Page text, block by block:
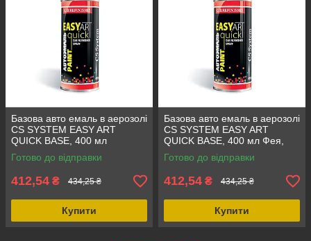
Базова авто емаль в аерозолі
CS SYSTEM EASY ART
QUICK BASE, 400 мл
Casablanca White, стійка до
бензину та механічних
Готово до відправки
412,54 ₴ 434,25 ₴
Купити
Базова авто емаль в аерозолі
CS SYSTEM EASY ART
QUICK BASE, 400 мл Фея,
колір Фея, аерозольна
фарба LADA 416
Готово до відправки
412,54 ₴ 434,25 ₴
Купити